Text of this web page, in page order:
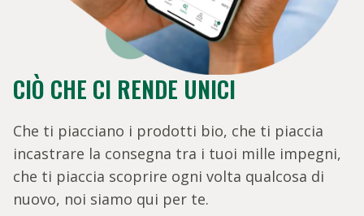
CIÒ CHE CI RENDE UNICI
Che ti piacciano i prodotti bio, che ti piaccia
incastrare la consegna tra i tuoi mille impegni,
che ti piaccia scoprire ogni volta qualcosa di
nuovo, noi siamo qui per te.